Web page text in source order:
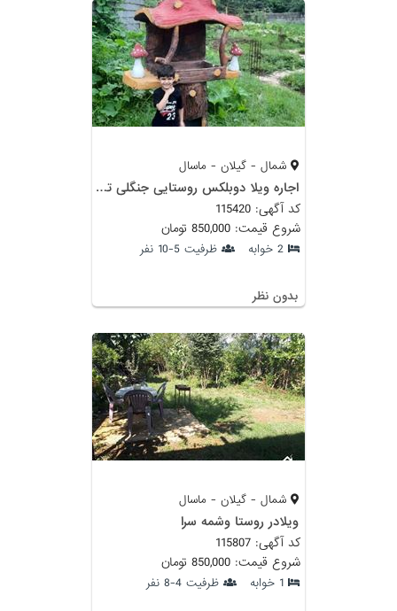
شمال - گیلان - ماسال
اجاره ویلا دوبلکس روستایی جنگلی تراس دار
کد آگهی: 115420
شروع قیمت: 850,000 تومان
2 خوابه ظرفیت 5-10 نفر
بدون نظر
شمال - گیلان - ماسال
ویلادر روستا وشمه سرا
کد آگهی: 115807
شروع قیمت: 850,000 تومان
1 خوابه ظرفیت 4-8 نفر